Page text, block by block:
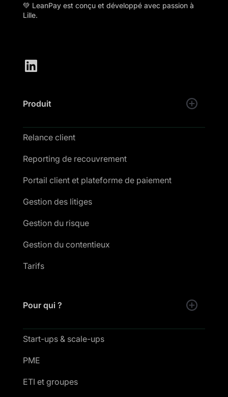
💚 LeanPay est conçu et développé avec passion à
Lille.
Produit
Relance client
Reporting de recouvrement
Portail client et plateforme de paiement
Gestion des litiges
Gestion du risque
Gestion du contentieux
Tarifs
Pour qui ?
Start-ups & scale-ups
PME
ETI et groupes